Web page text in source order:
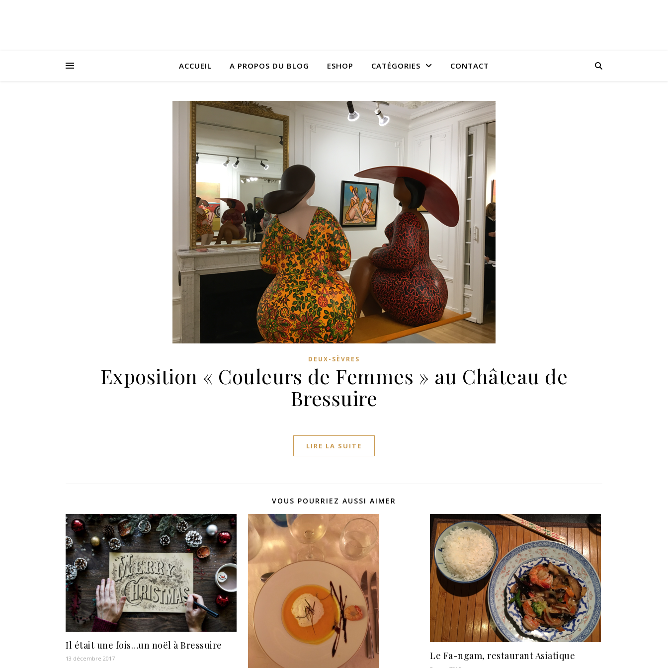
ACCUEIL A PROPOS DU BLOG ESHOP CATÉGORIES CONTACT
DEUX-SÈVRES
Exposition « Couleurs de Femmes » au Château de
Bressuire
LIRE LA SUITE
VOUS POURRIEZ AUSSI AIMER
Il était une fois…un noël à Bressuire
13 décembre 2017 Le Fa-ngam, restaurant Asiatique